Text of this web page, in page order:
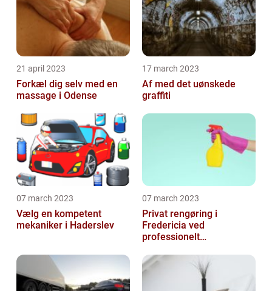
21 april 2023
Forkæl dig selv med en
massage i Odense
17 march 2023
Af med det uønskede
graffiti
07 march 2023
Vælg en kompetent
mekaniker i Haderslev
07 march 2023
Privat rengøring i
Fredericia ved
professionelt